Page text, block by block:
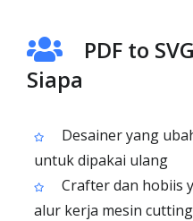
PDF to
Siapa
Desainer yang
untuk dipakai ulang
Crafter dan hobiis
alur kerja mesin cutting